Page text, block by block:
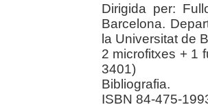
Dirigida per:
Barcelona.
la Universitat de
2 microfitxes + 1
3401)
Bibliografia.
ISBN 84-475-